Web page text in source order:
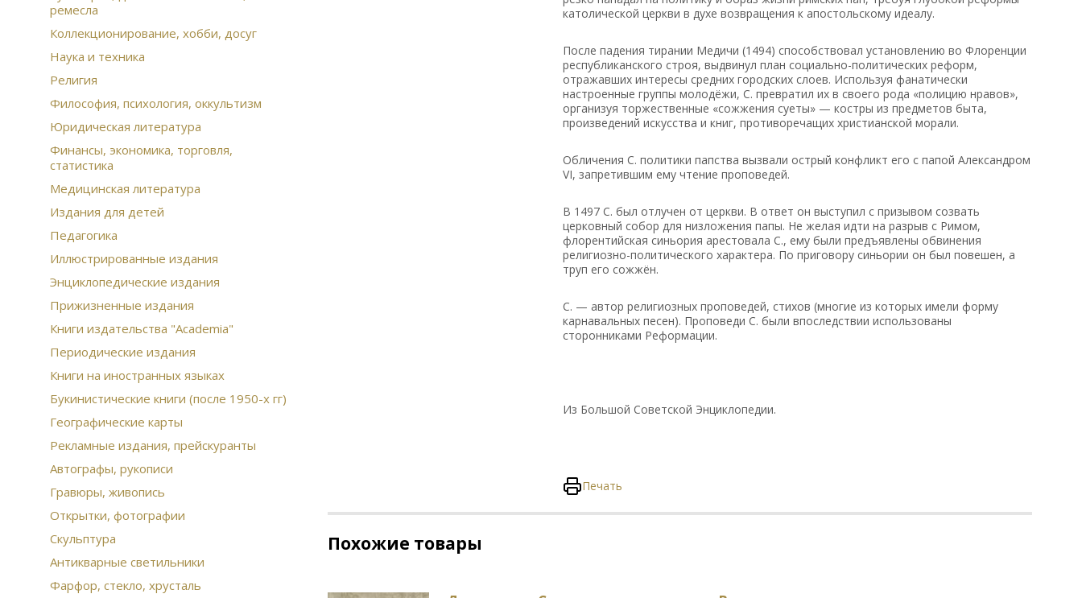
ремесла
Коллекционирование, хобби, досуг
Наука и техника
Религия
Философия, психология, оккультизм
Юридическая литература
Финансы, экономика, торговля,
статистика
Медицинская литература
Издания для детей
Педагогика
Иллюстрированные издания
Энциклопедические издания
Прижизненные издания
Книги издательства "Academia"
Периодические издания
Книги на иностранных языках
Букинистические книги (после 1950-х гг)
Географические карты
Рекламные издания, прейскуранты
Автографы, рукописи
Гравюры, живопись
Открытки, фотографии
Скульптура
Антикварные светильники
Фарфор, стекло, хрусталь
католической церкви в духе возвращения к апостольскому идеалу.
После падения тирании Медичи (1494) способствовал установлению во Флоренции
республиканского строя, выдвинул план социально-политических реформ,
отражавших интересы средних городских слоев. Используя фанатически
настроенные группы молодёжи, С. превратил их в своего рода «полицию нравов»,
организуя торжественные «сожжения суеты» — костры из предметов быта,
произведений искусства и книг, противоречащих христианской морали.
Обличения С. политики папства вызвали острый конфликт его с папой Александром
VI, запретившим ему чтение проповедей.
В 1497 С. был отлучен от церкви. В ответ он выступил с призывом созвать
церковный собор для низложения папы. Не желая идти на разрыв с Римом,
флорентийская синьория арестовала С., ему были предъявлены обвинения
религиозно-политического характера. По приговору синьории он был повешен, а
труп его сожжён.
С. — автор религиозных проповедей, стихов (многие из которых имели форму
карнавальных песен). Проповеди С. были впоследствии использованы
сторонниками Реформации.
Из Большой Советской Энциклопедии.
Печать
Похожие товары